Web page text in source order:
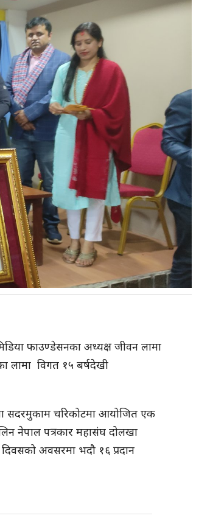
फाउण्डेसनका अध्यक्ष जीवन लामा
लामा विगत १५ बर्षदेखी
सदरमुकाम चरिकोटमा आयोजित एक
नेपाल पत्रकार महासंघ दोलखा
अवसरमा भदौ १६ प्रदान